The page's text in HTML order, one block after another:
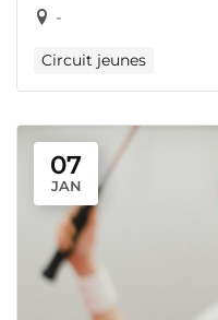
-
Circuit jeunes
07
JAN